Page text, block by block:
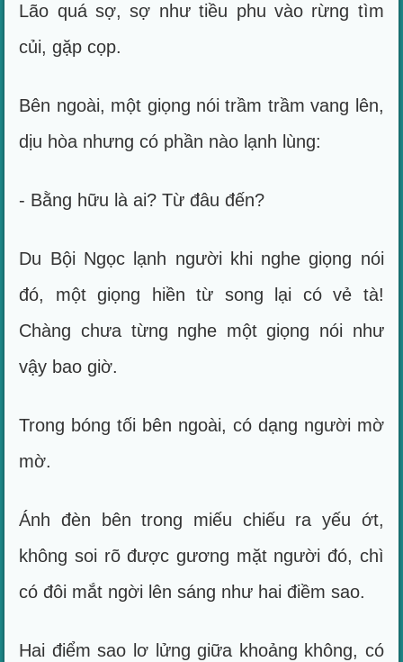
Lão quá sợ, sợ như tiều phu vào rừng tìm
củi, gặp cọp.
Bên ngoài, một giọng nói trầm trầm vang lên,
dịu hòa nhưng có phần nào lạnh lùng:
- Bằng hữu là ai? Từ đâu đến?
Du Bội Ngọc lạnh người khi nghe giọng nói
đó, một giọng hiền từ song lại có vẻ tà!
Chàng chưa từng nghe một giọng nói như
vậy bao giờ.
Trong bóng tối bên ngoài, có dạng người mờ
mờ.
Ánh đèn bên trong miếu chiếu ra yếu ớt,
không soi rõ được gương mặt người đó, chì
có đôi mắt ngời lên sáng như hai điềm sao.
Hai điểm sao lơ lửng giữa khoảng không, có